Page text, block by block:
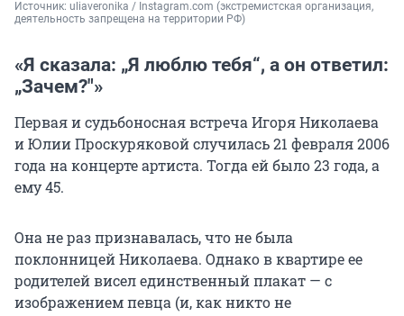
Источник: uliaveronika / Instagram.com (экстремистская организация,
деятельность запрещена на территории РФ)
«Я сказала: „Я люблю тебя“, а он ответил:
„Зачем?"»
Первая и судьбоносная встреча Игоря Николаева
и Юлии Проскуряковой случилась21 февраля2006
года на концерте артиста. Тогда ей было23 года, а
ему 45.
Она не раз признавалась, что не была
поклонницей Николаева. Однако в квартире ее
родителей висел единственный плакат — с
изображением певца (и, как никто не